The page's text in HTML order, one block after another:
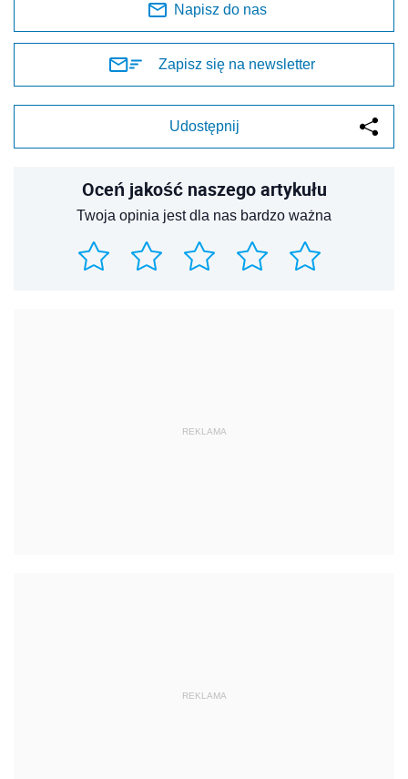
Napisz do nas
Zapisz się na newsletter
Udostępnij
Oceń jakość naszego artykułu
Twoja opinia jest dla nas bardzo ważna
REKLAMA
REKLAMA